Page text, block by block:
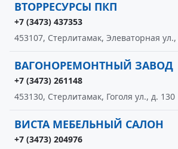
ВТОРРЕСУРСЫ ПКП
+7 (3473) 437353
453107, Стерлитамак, Элеваторная ул.,
ВАГОНОРЕМОНТНЫЙ ЗАВОД
+7 (3473) 261148
453130, Стерлитамак, Гоголя ул., д. 130
ВИСТА МЕБЕЛЬНЫЙ САЛОН
+7 (3473) 204976